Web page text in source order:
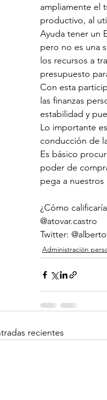
ampliamente el
productivo, al
Ayuda tener un
pero no es una
los recursos a
presupuesto
Con esta
las finanzas
estabilidad y
Lo importante
conducción de
Es básico
poder de
pega a nuestros
¿Cómo
@atovar.castro
Twitter:
Administración
recientes